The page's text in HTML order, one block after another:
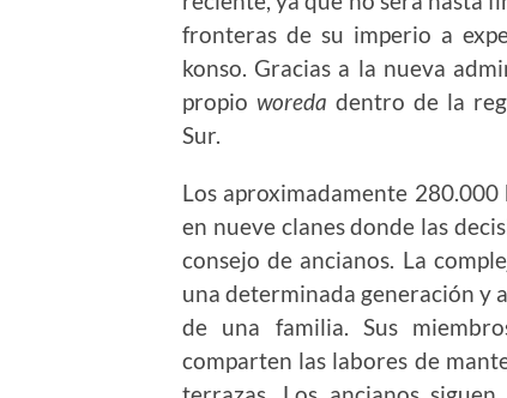
fronteras de su imperio a
konso. Gracias a la nueva
propio woreda dentro de la
Sur.
Los aproximadamente
en nueve clanes donde las
consejo de ancianos. La
una determinada generación y
de una familia. Sus
comparten las labores de